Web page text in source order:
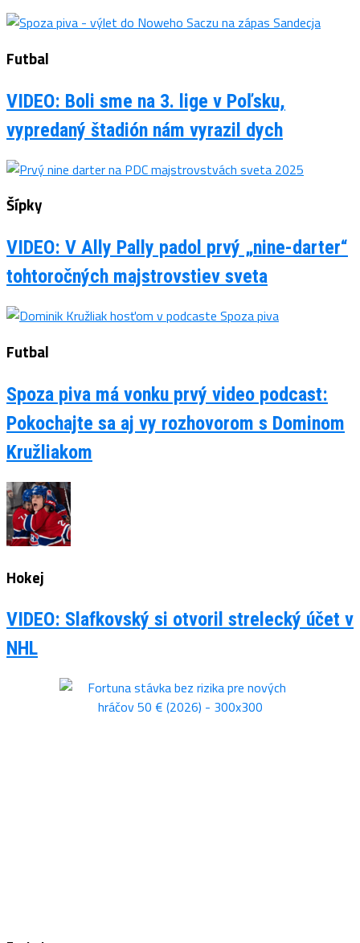
Futbal
VIDEO: Boli sme na 3. lige v Poľsku,
vypredaný štadión nám vyrazil dych
Šípky
VIDEO: V Ally Pally padol prvý „nine-darter“
tohtoročných majstrovstiev sveta
Futbal
Spoza piva má vonku prvý video podcast:
Pokochajte sa aj vy rozhovorom s Dominom
Kružliakom
Hokej
VIDEO: Slafkovský si otvoril strelecký účet v
NHL